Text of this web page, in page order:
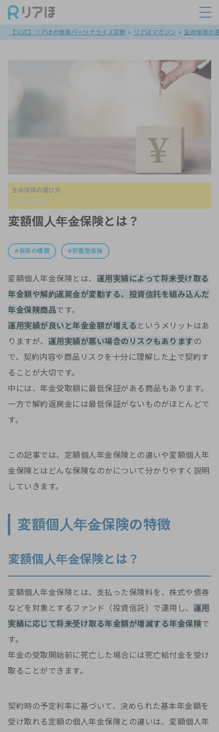
【公式】リアほの保険パーソナライズ診断 > リアほマガジン > 生命保険の
生命保険の選び方
2021.09.08
変額個人年金保険とは？
保険の種類 貯蓄型保険
変額個人年金保険とは、 運用実績によって将来受け取る
年金額や解約返戻金が変動する、投資信託を組み込んだ
年金保険商品です。
運用実績が良いと年金金額が増える というメリットはあ
りますが、 運用実績が悪い場合のリスクもあります の
で、契約内容や商品リスクを十分に理解した上で契約す
ることが大切です。
中には、年金受取額に最低保証がある商品もあります。
一方で解約返戻金には最低保証がないものがほとんどで
す。
この記事では、定額個人年金保険との違いや変額個人年
金保険とはどんな保険なのかについて分かりやすく説明
していきます。
変額個人年金保険の特徴
変額個人年金保険とは？
変額個人年金保険とは、支払った保険料を、株式や債券
などを対象とするファンド（投資信託）で運用し、 運用
実績に応じて将来受け取る年金額が増減する年金保険で
す。
年金の受取開始前に死亡した場合には死亡給付金を受け
取ることができます。
契約時の予定利率に基づいて、決められた基本年金額を
受け取れる定額の個人年金保険との違いは、変額個人年